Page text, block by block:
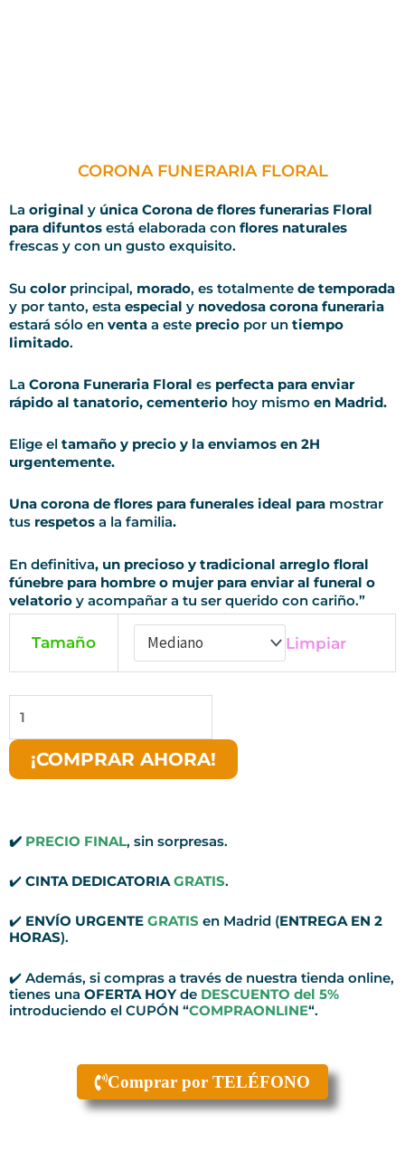
CORONA FUNERARIA FLORAL
La original y única Corona de flores funerarias Floral
para difuntos está elaborada con flores naturales
frescas y con un gusto exquisito.
Su colorprincipal, morado, es totalmente de temporada
y por tanto, esta especial y novedosa corona funeraria
estará sólo en venta a este precio por un tiempo
limitado.
La Corona Funeraria Floral es perfecta para enviar
rápido al tanatorio, cementerio hoy mismo en Madrid.
Elige el tamaño y precio y la enviamos en 2H
urgentemente.
Una corona de flores para funerales ideal para mostrar
tus respetos a la familia.
En definitiva, un precioso y tradicional arreglo floral
fúnebre para hombre o mujer para enviar al funeral o
velatorio y acompañar a tu ser querido con cariño.”
Tamaño Limpiar
Corona
Funeraria
FLORAL
cantidad
¡COMPRAR AHORA!
✔️ PRECIO FINAL, sin sorpresas.
✔️ CINTA DEDICATORIAGRATIS.
✔️ ENVÍO URGENTE GRATIS en Madrid (ENTREGA EN 2
HORAS).
✔️ Además, si compras a través de nuestra tienda online,
tienes una OFERTA HOYde DESCUENTO del 5%
introduciendo el CUPÓN “COMPRAONLINE“.
Comprar por TELÉFONO